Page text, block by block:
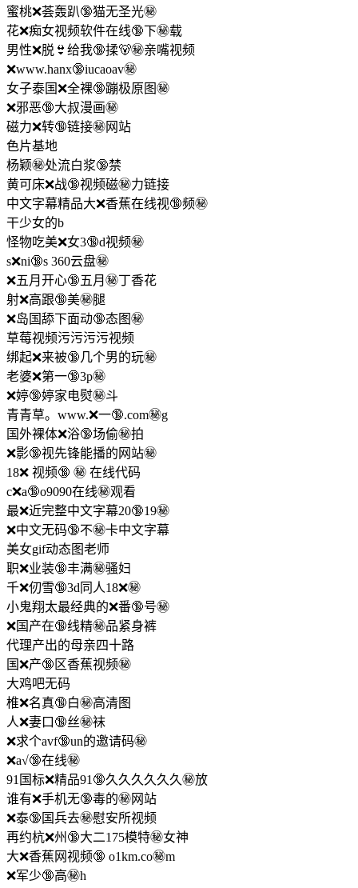
蜜桃❌荟轰趴🔞猫无圣光㊙️
花❌痴女视频软件在线🔞下㊙️载
男性❌脱👙给我🔞揉🐻㊙️亲嘴视频
❌www.hanx🔞iucaoav㊙️
女子泰国❌全裸🔞蹦极原图㊙️
❌邪恶🔞大叔漫画㊙️
磁力❌转🔞链接㊙️网站
色片基地
杨颖㊙️处流白浆🔞禁
黄可床❌战🔞视频磁㊙️力链接
中文字幕精品大❌香蕉在线视🔞频㊙️
干少女的b
怪物吃美❌女3🔞d视频㊙️
s❌ni🔞s 360云盘㊙️
❌五月开心🔞五月㊙️丁香花
射❌高跟🔞美㊙️腿
❌岛国舔下面动🔞态图㊙️
草莓视频污污污污视频
绑起❌来被🔞几个男的玩㊙️
老婆❌第一🔞3p㊙️
❌婷🔞婷家电熨㊙️斗
青青草。www.❌一🔞.com㊙️g
国外裸体❌浴🔞场偷㊙️拍
❌影🔞视先锋能播的网站㊙️
18❌ 视频🔞 ㊙️ 在线代码
c❌a🔞o9090在线㊙️观看
最❌近完整中文字幕20🔞19㊙️
❌中文无码🔞不㊙️卡中文字幕
美女gif动态图老师
职❌业装🔞丰满㊙️骚妇
千❌仞雪🔞3d同人18❌㊙️
小鬼翔太最经典的❌番🔞号㊙️
❌国产在🔞线精㊙️品紧身裤
代理产出的母亲四十路
国❌产🔞区香蕉视频㊙️
大鸡吧无码
椎❌名真🔞白㊙️高清图
人❌妻口🔞丝㊙️袜
❌求个avf🔞un的邀请码㊙️
❌a√🔞在线㊙️
91国标❌精品91🔞久久久久久久㊙️放
谁有❌手机无🔞毒的㊙️网站
❌泰🔞国兵去㊙️慰安所视频
再约杭❌州🔞大二175模特㊙️女神
大❌香蕉网视频🔞 o1km.co㊙️m
❌军少🔞高㊙️h